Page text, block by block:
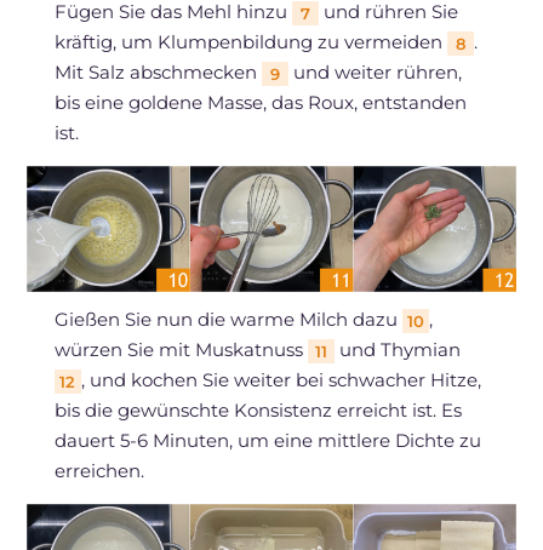
Fügen Sie das Mehl hinzu 7
und rühren Sie
kräftig, um Klumpenbildung zu vermeiden
8 .
Mit Salz abschmecken
9
und weiter rühren,
bis eine goldene Masse, das Roux, entstanden
ist.
Gießen Sie nun die warme Milch dazu 10 ,
würzen Sie mit Muskatnuss
11 und Thymian
12 , und kochen Sie weiter bei schwacher Hitze,
bis die gewünschte Konsistenz erreicht ist. Es
dauert 5-6 Minuten, um eine mittlere Dichte zu
erreichen.